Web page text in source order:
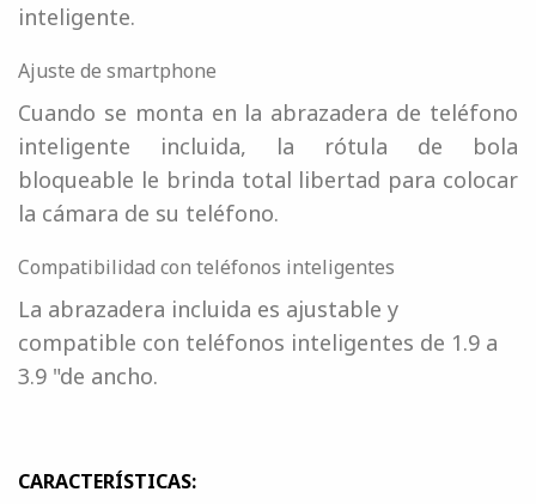
inteligente.
Ajuste de smartphone
Cuando se monta en la abrazadera de teléfono
inteligente incluida, la rótula de bola
bloqueable le brinda total libertad para colocar
la cámara de su teléfono.
Compatibilidad con teléfonos inteligentes
La abrazadera incluida es ajustable y
compatible con teléfonos inteligentes de 1.9 a
3.9 "de ancho.
CARACTERÍSTICAS: